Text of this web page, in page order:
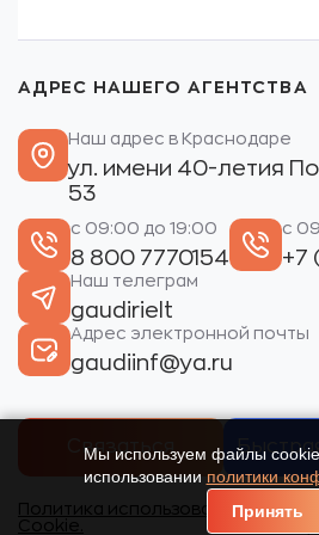
АДРЕС НАШЕГО АГЕНТСТВА
Наш адрес в Краснодаре
ул. имени 40-летия
53
с 09:00 до 19:00
8 800 7770154
с
+7
Наш телеграм
gaudirielt
Адрес электронной почты
gaudiinf@ya.ru
Связаться
Политика использования
Cookie.
Мы используем файлы
использовании политики
Принять